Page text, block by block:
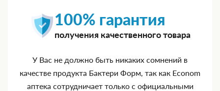
100% гарантия
получения качественного товара
У Вас не должно быть никаких сомнений в
качестве продукта Бактери Форм, так как Econom
аптека сотрудничает только с официальными